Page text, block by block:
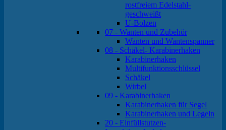
rostfreiem Edelstahl-
geschweißt
U-Bolzen
07 - Wanten und Zubehör
Wanten und Wantenspanner
08 - Schäkel- Karabinerhaken
Karabinerhaken
Multifunktionsschlüssel
Schäkel
Wirbel
09 - Karabinerhaken
Karabinerhaken für Segel
Karabinerhaken und Legeln
20 - Einfüllstutzen-